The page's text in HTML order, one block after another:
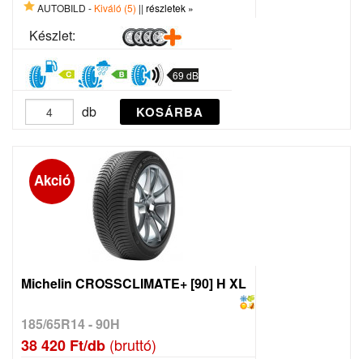
AUTOBILD - Kiváló (5) || részletek »
Készlet:
69 dB
db KOSÁRBA
Akció
Michelin CROSSCLIMATE+ [90] H XL
185/65R14 - 90H
38 420 Ft/db (bruttó)